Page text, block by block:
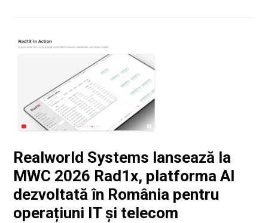
Realworld Systems lansează la
MWC 2026 Rad1x, platforma AI
dezvoltată în România pentru
operațiuni IT și telecom